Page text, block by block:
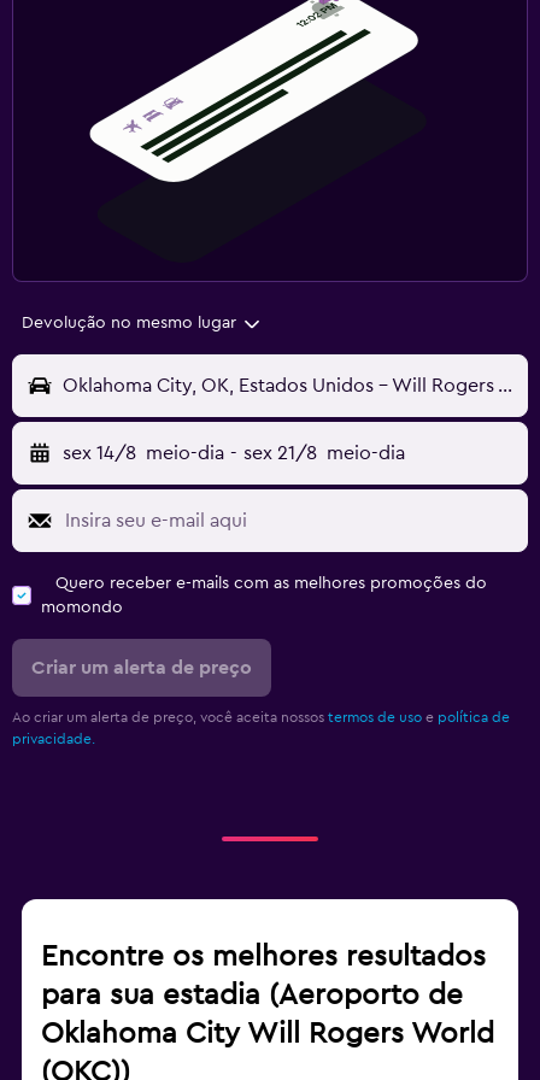
Devolução no mesmo lugar
Oklahoma City, OK, Estados Unidos - Will Rogers World (OKC)
sex 14/8 meio-dia - sex 21/8 meio-dia
Quero receber e-mails com as melhores promoções do
momondo
Criar um alerta de preço
Ao criar um alerta de preço, você aceita nossos termos de uso e política de
privacidade.
Encontre os melhores resultados
para sua estadia (Aeroporto de
Oklahoma City Will Rogers World
(OKC))